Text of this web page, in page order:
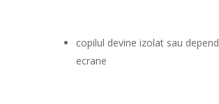
copilul devine izolat sau
ecrane